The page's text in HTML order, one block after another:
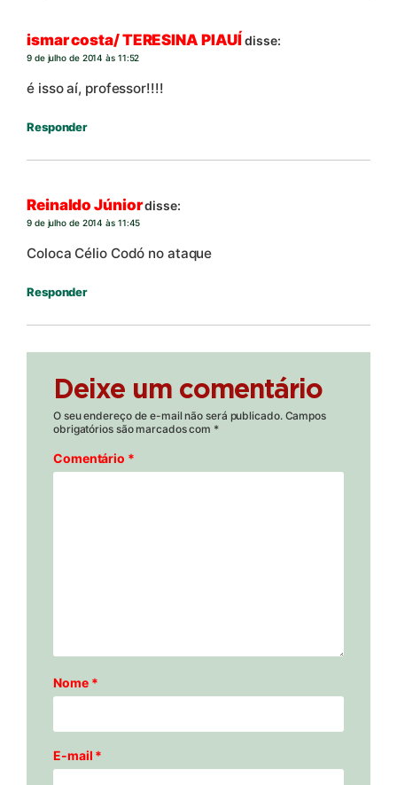
ismar costa/ TERESINA PIAUÍdisse:
9 de julho de 2014 às 11:52
é isso aí, professor!!!!
Responder
Reinaldo Júniordisse:
9 de julho de 2014 às 11:45
Coloca Célio Codó no ataque
Responder
Deixe um comentário
O seu endereço de e-mail não será publicado. Campos
obrigatórios são marcados com *
Comentário *
Nome *
E-mail *